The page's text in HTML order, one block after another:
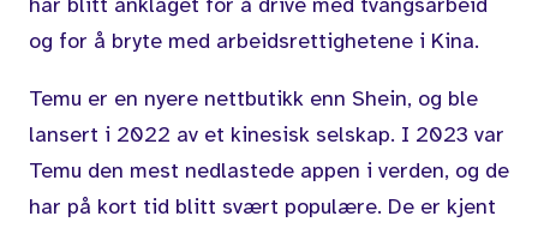
og for å bryte med arbeidsrettighetene i Kina.
Temu er en nyere nettbutikk enn Shein, og ble
lansert i 2022 av et kinesisk selskap. I 2023 var
Temu den mest nedlastede appen i verden, og de
har på kort tid blitt svært populære. De er kjent